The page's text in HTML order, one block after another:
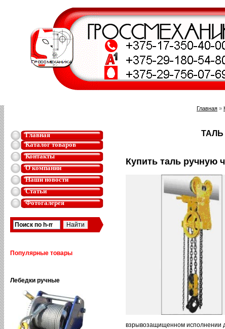
Главная
Каталог товаров
Контакты
О компании
Наши новости
Статьи
Фотогалерея
Популярные товары
Лебедки ручные
Главная »
Купить таль ручную
взрывозащищенном исполнении